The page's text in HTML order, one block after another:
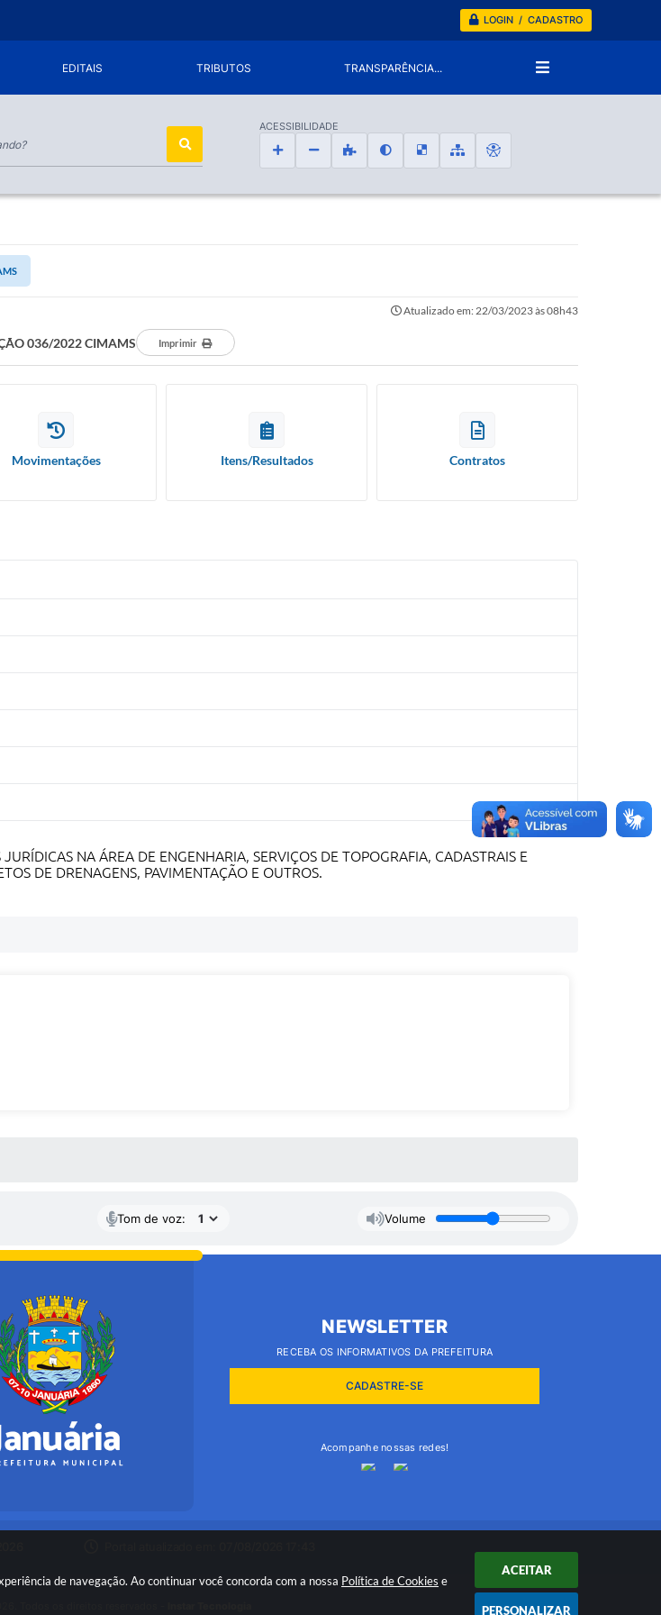
de navegação. Ao continuar você concorda com a nossa Política de Cookies e
ACEITAR
PERSONALIZAR
LOGIN / CADASTRO
EDITAIS TRIBUTOS TRANSPARÊNCIA...
ACESSIBILIDADE
Atualizado em: 22/03/2023 às 08h43
036/2022 CIMAMS Imprimir
Movimentações Itens/Resultados Contratos
NA ÁREA DE ENGENHARIA, SERVIÇOS DE TOPOGRAFIA, CADASTRAIS E
DE DRENAGENS, PAVIMENTAÇÃO E OUTROS.
Tom de voz: Volume
NEWSLETTER
RECEBA OS INFORMATIVOS DA PREFEITURA
CADASTRE-SE
Acompanhe nossas redes!